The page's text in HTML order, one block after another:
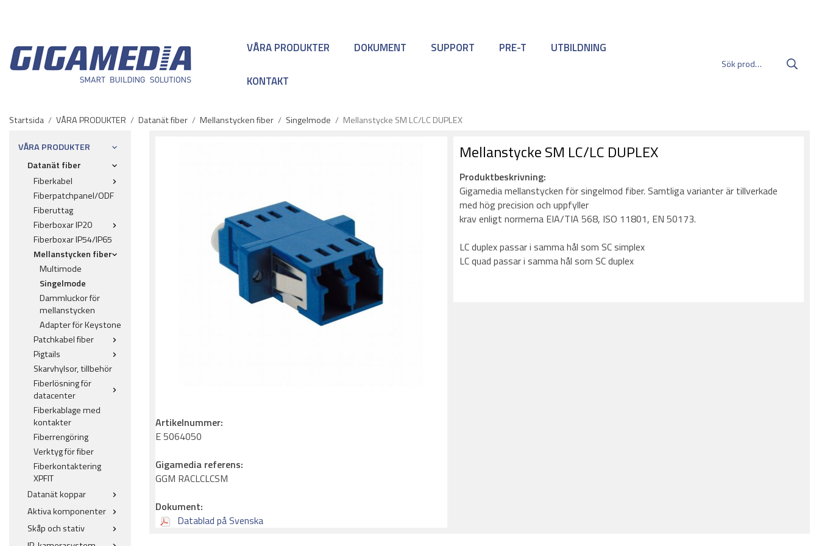
VÅRA PRODUKTER DOKUMENT SUPPORT PRE-T UTBILDNING
KONTAKT
Startsida / VÅRA PRODUKTER / Datanät fiber / Mellanstycken fiber / Singelmode / Mellanstycke SM LC/LC DUPLEX
VÅRA PRODUKTER
Datanät fiber
Fiberkabel
Fiberpatchpanel/ODF
Fiberuttag
Fiberboxar IP20
Fiberboxar IP54/IP65
Mellanstycken fiber
Multimode
Singelmode
Dammluckor för
mellanstycken
Adapter för Keystone
Patchkabel fiber
Pigtails
Skarvhylsor, tillbehör
Fiberlösning för
datacenter
Fiberkablage med
kontakter
Fiberrengöring
Verktyg för fiber
Fiberkontaktering
XPFIT
Datanät koppar
Aktiva komponenter
Skåp och stativ
Mellanstycke SM LC/LC DUPLEX
Produktbeskrivning:
Gigamedia mellanstycken för singelmod fiber. Samtliga varianter är tillverkade
med hög precision och uppfyller
krav enligt normerna EIA/TIA 568, ISO 11801, EN 50173.
LC duplex passar i samma hål som SC simplex
LC quad passar i samma hål som SC duplex
Artikelnummer:
E 5064050
Gigamedia referens:
GGM RACLCLCSM
Dokument:
Datablad på Svenska